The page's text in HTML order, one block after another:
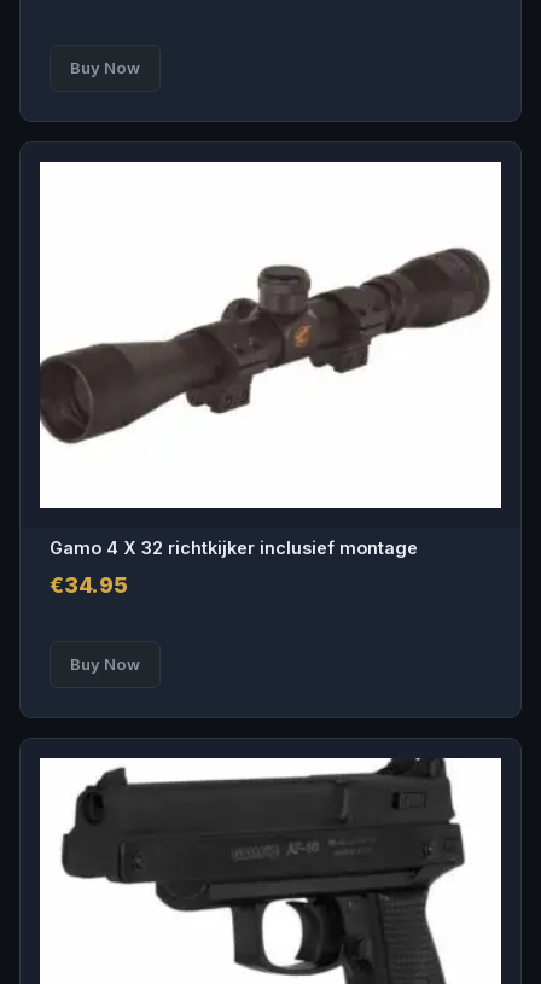
Buy Now
Gamo 4 X 32 richtkijker inclusief montage
€34.95
Buy Now